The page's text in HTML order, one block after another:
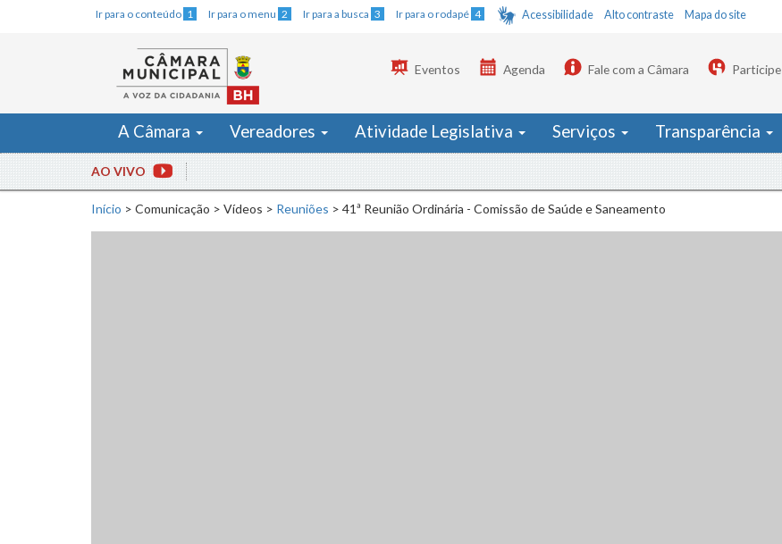
Ir para o conteúdo 1 Ir para o menu 2 Ir para a busca 3 Ir para o rodapé 4 Acessibilidade Alto contraste Mapa do site
Eventos Agenda Fale com a Câmara Participe
A Câmara Vereadores Atividade Legislativa Serviços Transparência
AO VIVO
Início > Comunicação > Vídeos > Reuniões > 41ª Reunião Ordinária - Comissão de Saúde e Saneamento